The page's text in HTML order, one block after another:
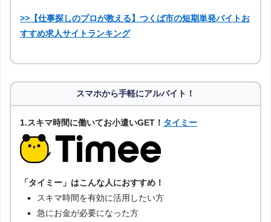
>>【仕事探しのプロが教える】つくば市の短期単発バイトお
すすめ求人サイトランキング
スマホから手軽にアルバイト！
1.スキマ時間に働いてお小遣いGET！ タイミー
「タイミー」はこんな人におすすめ！
スキマ時間を有効に活用したい方
急にお金が必要になった方